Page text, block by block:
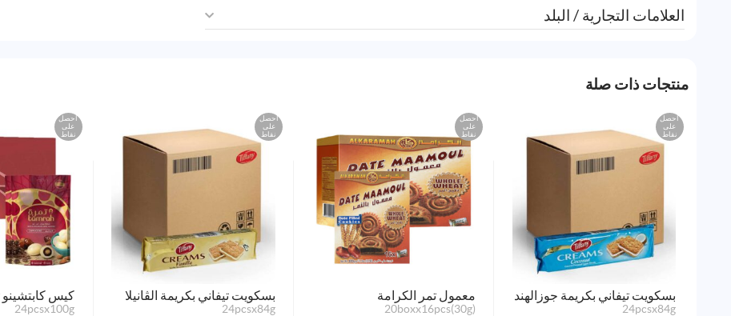
العلامات التجارية / البلد
منتجات ذات صلة
احصل
على
نقاط
بسكويت تيفاني بكريمة جوزالهند
24pcsx84g
احصل
على
نقاط
معمول تمر الكرامة
20boxx16pcs(30g)
احصل
على
نقاط
بسكويت تيفاني بكريمة الڤانيلا
24pcsx84g
احصل
على
نقاط
كيس كابتشينو
24pcsx100g